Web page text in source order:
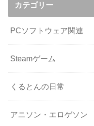
カテゴリー
PCソフトウェア関連
Steamゲーム
くるとんの日常
アニソン・エロゲソン